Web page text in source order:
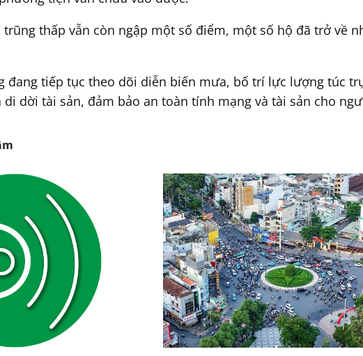
trũng thấp vẫn còn ngập một số điểm, một số hộ đã trở về
đang tiếp tục theo dõi diễn biến mưa, bố trí lực lượng túc
di dời tài sản, đảm bảo an toàn tính mạng và tài sản cho